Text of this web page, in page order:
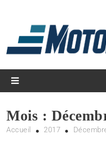
Magazine
Mois :
Accueil 2017